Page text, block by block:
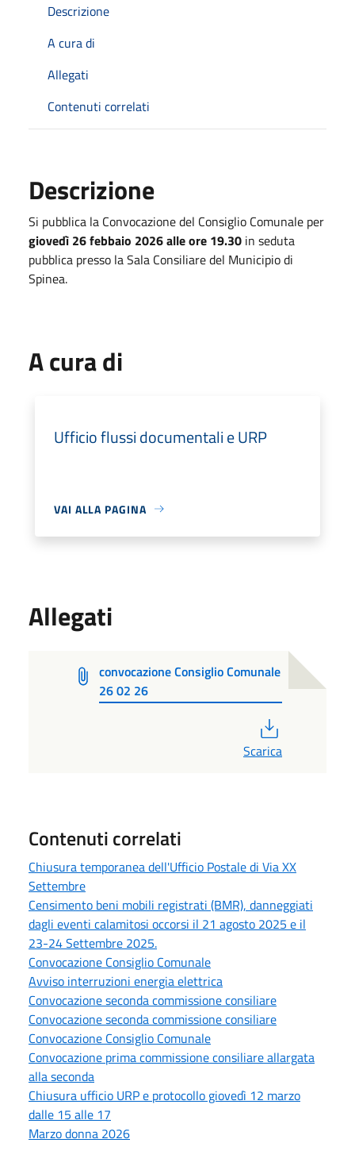
Descrizione
A cura di
Allegati
Contenuti correlati
Descrizione
Si pubblica la Convocazione del Consiglio Comunale per
giovedì 26 febbaio 2026 alle ore 19.30 in seduta
pubblica presso la Sala Consiliare del Municipio di
Spinea.
A cura di
Ufficio flussi documentali e URP
VAI ALLA PAGINA
Allegati
convocazione Consiglio Comunale
26 02 26
Scarica
Contenuti correlati
Chiusura temporanea dell'Ufficio Postale di Via XX
Settembre
Censimento beni mobili registrati (BMR), danneggiati
dagli eventi calamitosi occorsi il 21 agosto 2025 e il
23-24 Settembre 2025.
Convocazione Consiglio Comunale
Avviso interruzioni energia elettrica
Convocazione seconda commissione consiliare
Convocazione seconda commissione consiliare
Convocazione Consiglio Comunale
Convocazione prima commissione consiliare allargata
alla seconda
Chiusura ufficio URP e protocollo giovedì 12 marzo
dalle 15 alle 17
Marzo donna 2026